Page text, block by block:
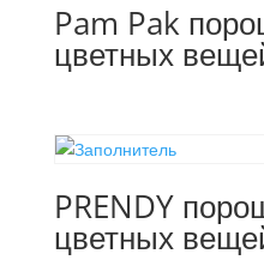
Pam Pak
цветных
PRENDY
цветных